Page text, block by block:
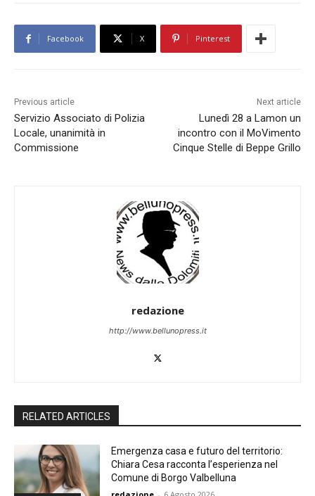
Facebook X Pinterest
Previous article
Servizio Associato di Polizia
Locale, unanimità in
Commissione
Next article
Lunedì 28 a Lamon un
incontro con il MoVimento
Cinque Stelle di Beppe Grillo
redazione
http://www.bellunopress.it
RELATED ARTICLES
Emergenza casa e futuro del territorio:
Chiara Cesa racconta l’esperienza nel
Comune di Borgo Valbelluna